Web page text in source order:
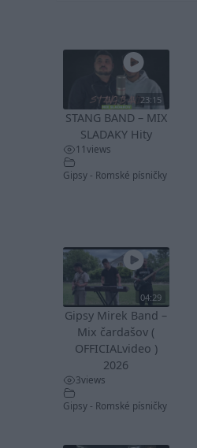
23:15
STANG BAND – MIX
SLADAKY Hity
11views
Gipsy - Romské písničky
04:29
Gipsy Mirek Band –
Mix čardašov (
OFFICIALvideo )
2026
3views
Gipsy - Romské písničky